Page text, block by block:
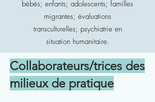
bébés; enfants; adolescents; familles
migrantes; évaluations
transculturelles; psychiatrie en
situation humanitaire.
Collaborateurs/trices des
milieux de pratique